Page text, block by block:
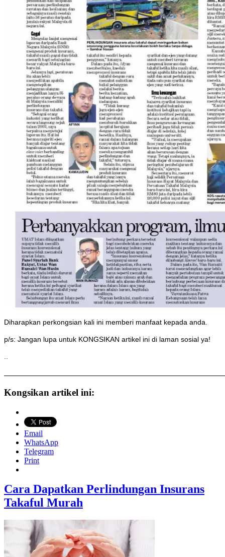
Diharapkan perkongsian kali ini memberi manfaat kepada anda.
p/s: Jangan lupa untuk KONGSIKAN artikel ini di laman sosial ya!
Kongsikan artikel ini:
Email
WhatsApp
Telegram
Print
Cara Dapatkan Perlindungan Insurans
Takaful Murah